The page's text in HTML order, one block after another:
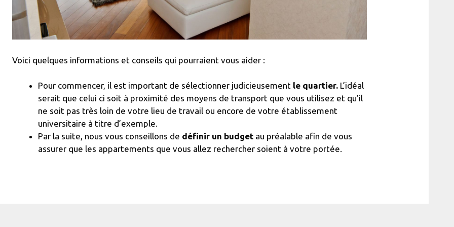
Voici quelques informations et conseils qui pourraient vous aider :
Pour commencer, il est important de sélectionner judicieusement le quartier. L’idéal
serait que celui ci soit à proximité des moyens de transport que vous utilisez et qu’il
ne soit pas très loin de votre lieu de travail ou encore de votre établissement
universitaire à titre d’exemple.
Par la suite, nous vous conseillons de définir un budget au préalable afin de vous
assurer que les appartements que vous allez rechercher soient à votre portée.